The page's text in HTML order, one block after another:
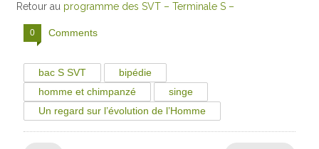
Retour au programme des SVT – Terminale S –
0 Comments
bac S SVT
bipédie
homme et chimpanzé
singe
Un regard sur l’évolution de l’Homme